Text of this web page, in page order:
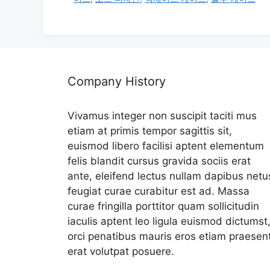
Company History
Vivamus integer non suscipit taciti mus
etiam at primis tempor sagittis sit,
euismod libero facilisi aptent elementum
felis blandit cursus gravida sociis erat
ante, eleifend lectus nullam dapibus
feugiat curae curabitur est ad. Massa
curae fringilla porttitor quam sollicitudin
iaculis aptent leo ligula euismod dictumst,
orci penatibus mauris eros etiam
erat volutpat posuere.